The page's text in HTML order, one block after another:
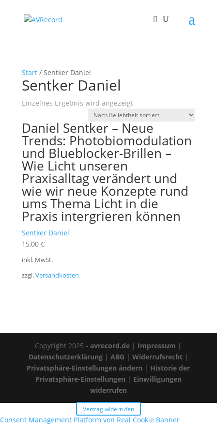
Start/ Sentker Daniel
Sentker Daniel
Einzelnes Ergebnis wird angezeigt
Daniel Sentker – Neue
Trends: Photobiomodulation
und Blueblocker-Brillen –
Wie Licht unseren
Praxisalltag verändert und
wie wir neue Konzepte rund
ums Thema Licht in die
Praxis intergrieren können
Sentker Daniel
15,00 €
inkl. MwSt.
zzgl.Versandkosten
Copyright 2025 -avrecord.de | Impressum |
Datenschutzerklärung| ABG | Widerrufsrecht|
Privatsphäre-Einstellungen ändern | Historie der
Privatsphäre-Einstellungen | Einwilligungen
widerrufen
Vertrag widerrufen
Consent Management Platform von Real Cookie Banner